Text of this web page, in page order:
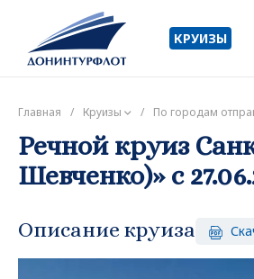
КРУИЗЫ
Главная / Круизы / По городам
Речной круиз
Шевченко)» с
Описание круиза